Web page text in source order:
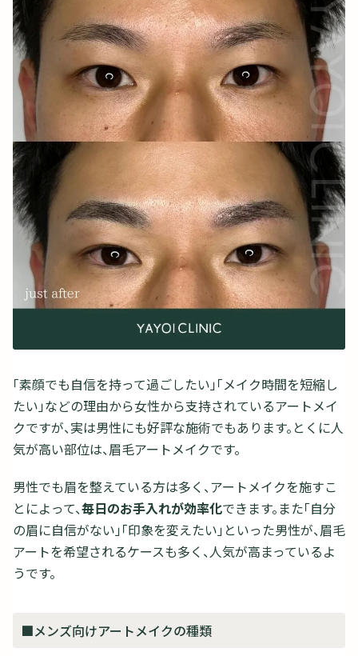
「素顔でも自信を持って過ごしたい」「メイク時間を短縮し
たい」などの理由から女性から支持されているアートメイ
クですが、実は男性にも好評な施術でもあります。とくに人
気が高い部位は、眉毛アートメイクです。
男性でも眉を整えている方は多く、アートメイクを施すこ
とによって、毎日のお手入れが効率化できます。また「自分
の眉に自信がない」「印象を変えたい」といった男性が、眉毛
アートを希望されるケースも多く、人気が高まっているよ
うです。
■メンズ向けアートメイクの種類